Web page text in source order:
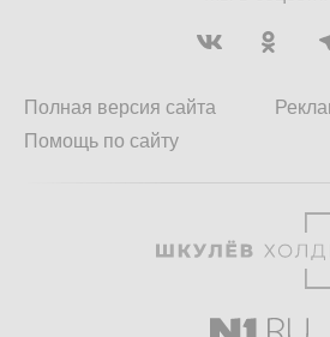
Полная версия сайта
Помощь по сайту